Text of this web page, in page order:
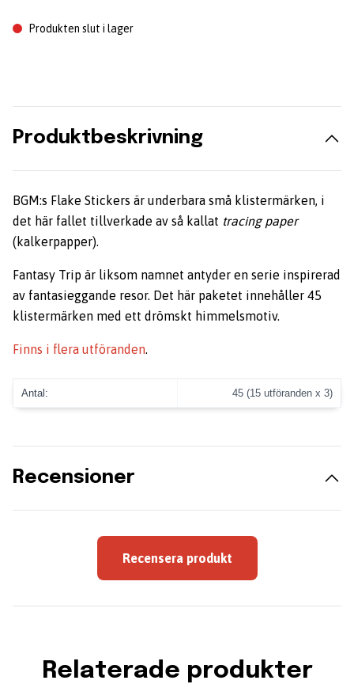
Produkten slut i lager
Produktbeskrivning
BGM:s Flake Stickers är underbara små klistermärken, i
det här fallet tillverkade av så kallat tracing paper
(kalkerpapper).
Fantasy Trip är liksom namnet antyder en serie inspirerad
av fantasieggande resor. Det här paketet innehåller 45
klistermärken med ett drömskt himmelsmotiv.
Finns i flera utföranden.
Antal: 45 (15 utföranden x 3)
Recensioner
Recensera produkt
Relaterade produkter